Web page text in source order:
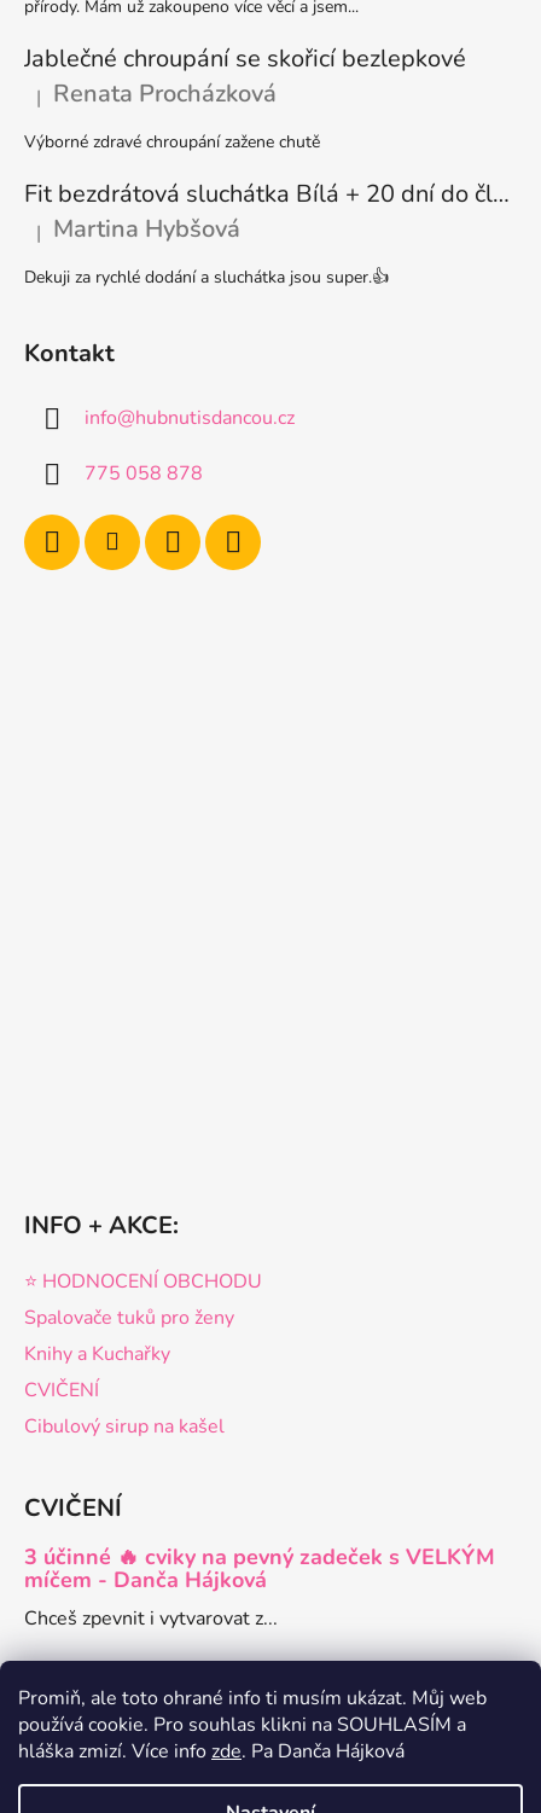
Promiň, ale toto ohrané info ti musím ukázat. Můj web
používá cookie. Pro souhlas klikni na SOUHLASÍM a
hláška zmizí. Více infozde. Pa Danča Hájková
přírody. Mám už zakoupeno více věcí a jsem...
Jablečné chroupání se skořicí bezlepkové
Hodnocení produktu je 5 z 5 hvězdiček.
| Renata Procházková
Výborné zdravé chroupání zažene chutě
Fit bezdrátová sluchátka Bílá + 20 dní do členství + seznam písniček i audioknih
Hodnocení produktu je 5 z 5 hvězdiček.
| Martina Hybšová
Dekuji za rychlé dodání a sluchátka jsou super.👍
Kontakt
info@hubnutisdancou.cz
775 058 878
INFO + AKCE:
⭐️ HODNOCENÍ OBCHODU
Spalovače tuků pro ženy
Knihy a Kuchařky
CVIČENÍ
Cibulový sirup na kašel
CVIČENÍ
3 účinné 🔥 cviky na pevný zadeček s VELKÝM
míčem - Danča Hájková
Chceš zpevnit i vytvarovat z...
Danča členství pro ženy
Zdravé recepty a články o hubnutí